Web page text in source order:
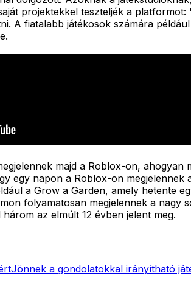
projektekkel teszteljék a
A fiatalabb játékosok számára
majd a Roblox-on,
egy napon a Roblox-on
a Grow a Garden, amely hetente
folyamatosan megjelennek a
az elmúlt 12 évben jelent meg.
Jönnek a gondolatokkal irányítható